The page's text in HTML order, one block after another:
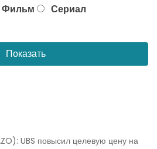
Фильм Сериал
Показать
UBS повысил целевую цену на